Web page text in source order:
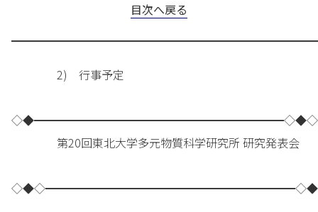
目次へ戻る
2) 行事予定
◇◆━━━━━━━━━━━━━━━━━━━━━━◇◆◇
第20回東北大学多元物質科学研究所 研究発表会
◇◆◇━━━━━━━━━━━━━━━━━━━━━━◇◆